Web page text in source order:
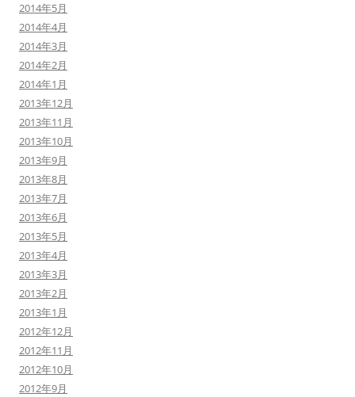
2014年5月
2014年4月
2014年3月
2014年2月
2014年1月
2013年12月
2013年11月
2013年10月
2013年9月
2013年8月
2013年7月
2013年6月
2013年5月
2013年4月
2013年3月
2013年2月
2013年1月
2012年12月
2012年11月
2012年10月
2012年9月